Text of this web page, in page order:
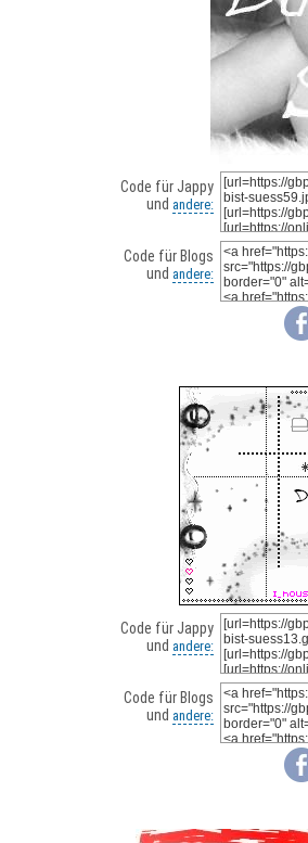
Code für Jappy
und andere:
Code für Blogs
und andere:
Code für Jappy
und andere:
Code für Blogs
und andere: